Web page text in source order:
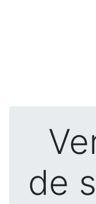
de